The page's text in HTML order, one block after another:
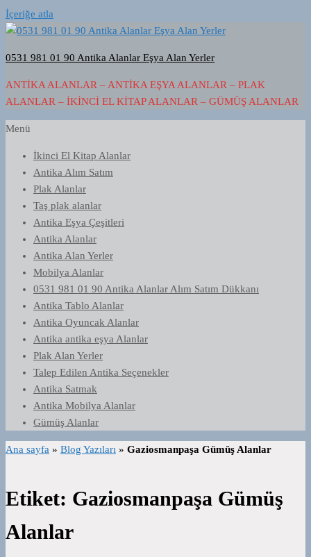
İçeriğe atla
0531 981 01 90 Antika Alanlar Eşya Alan Yerler
ANTIKA ALANLAR – ANTIKA EŞYA ALANLAR – PLAK
ALANLAR – İKINCI EL KITAP ALANLAR – GÜMÜŞ ALANLAR
Menü
İkinci El Kitap Alanlar
Antika Alım Satım
Plak Alanlar
Taş plak alanlar
Antika Eşya Çeşitleri
Antika Alanlar
Antika Alan Yerler
Mobilya Alanlar
0531 981 01 90 Antika Alanlar Alım Satım Dükkanı
Antika Tablo Alanlar
Antika Oyuncak Alanlar
Antika antika eşya Alanlar
Plak Alan Yerler
Talep Edilen Antika Seçenekler
Antika Satmak
Antika Mobilya Alanlar
Gümüş Alanlar
Ana sayfa » Blog Yazıları » Gaziosmanpaşa Gümüş Alanlar
Etiket: Gaziosmanpaşa Gümüş
Alanlar